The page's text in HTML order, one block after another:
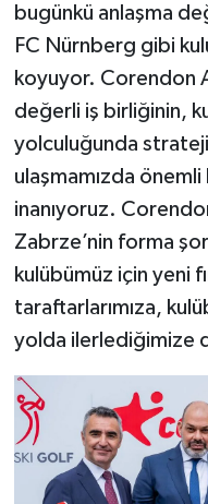
bugünkü anlaşma
FC Nürnberg gibi
koyuyor. Corendon
değerli iş birliğinin,
yolculuğunda
ulaşmamızda
inanıyoruz.
Zabrze’nin forma
kulübümüz için yeni
taraftarlarımıza,
yolda ilerlediğimize